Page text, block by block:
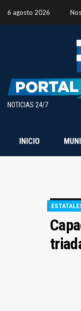
6 agosto 2026
NOTICIAS 24/7
INICIO